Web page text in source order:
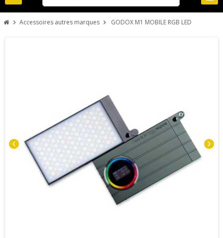
chevron_right Accessoires autres marques chevron_right GODOX M1 MOBILE RGB LED
chevron_left chevron_right